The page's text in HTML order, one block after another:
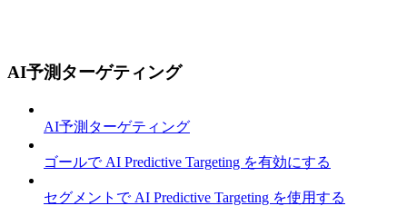
AI予測ターゲティング
AI予測ターゲティング
ゴールで AI Predictive Targeting を有効にする
セグメントで AI Predictive Targeting を使用する